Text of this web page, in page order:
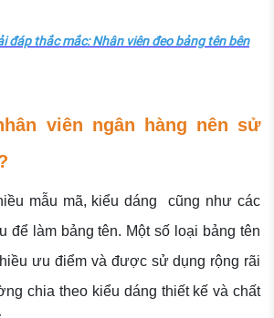
đáp thắc mắc: Nhân viên đeo bảng tên bên
viên ngân hàng nên sử
mẫu mã, kiểu dáng cũng như các
để làm bảng tên. Một số loại bảng tên
ưu điểm và được sử dụng rộng rãi
chia theo kiểu dáng thiết kế và chất